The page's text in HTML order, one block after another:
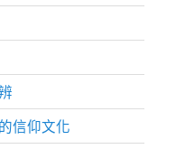
信仰文化